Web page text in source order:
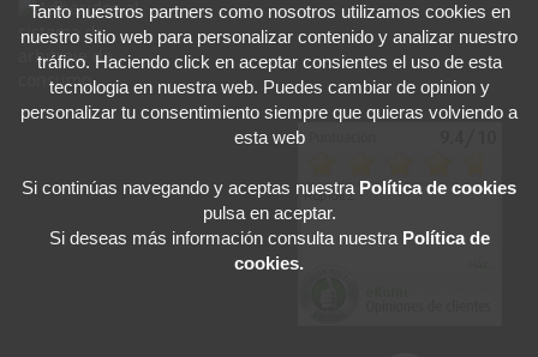
Tanto nuestros partners como nosotros utilizamos cookies en
nuestro sitio web para personalizar contenido y analizar nuestro
tráfico. Haciendo click en aceptar consientes el uso de esta
tecnologia en nuestra web. Puedes cambiar de opinion y
personalizar tu consentimiento siempre que quieras volviendo a
esta web
Si continúas navegando y aceptas nuestra Política de cookies
pulsa en aceptar.
Si deseas más información consulta nuestra Política de
cookies.